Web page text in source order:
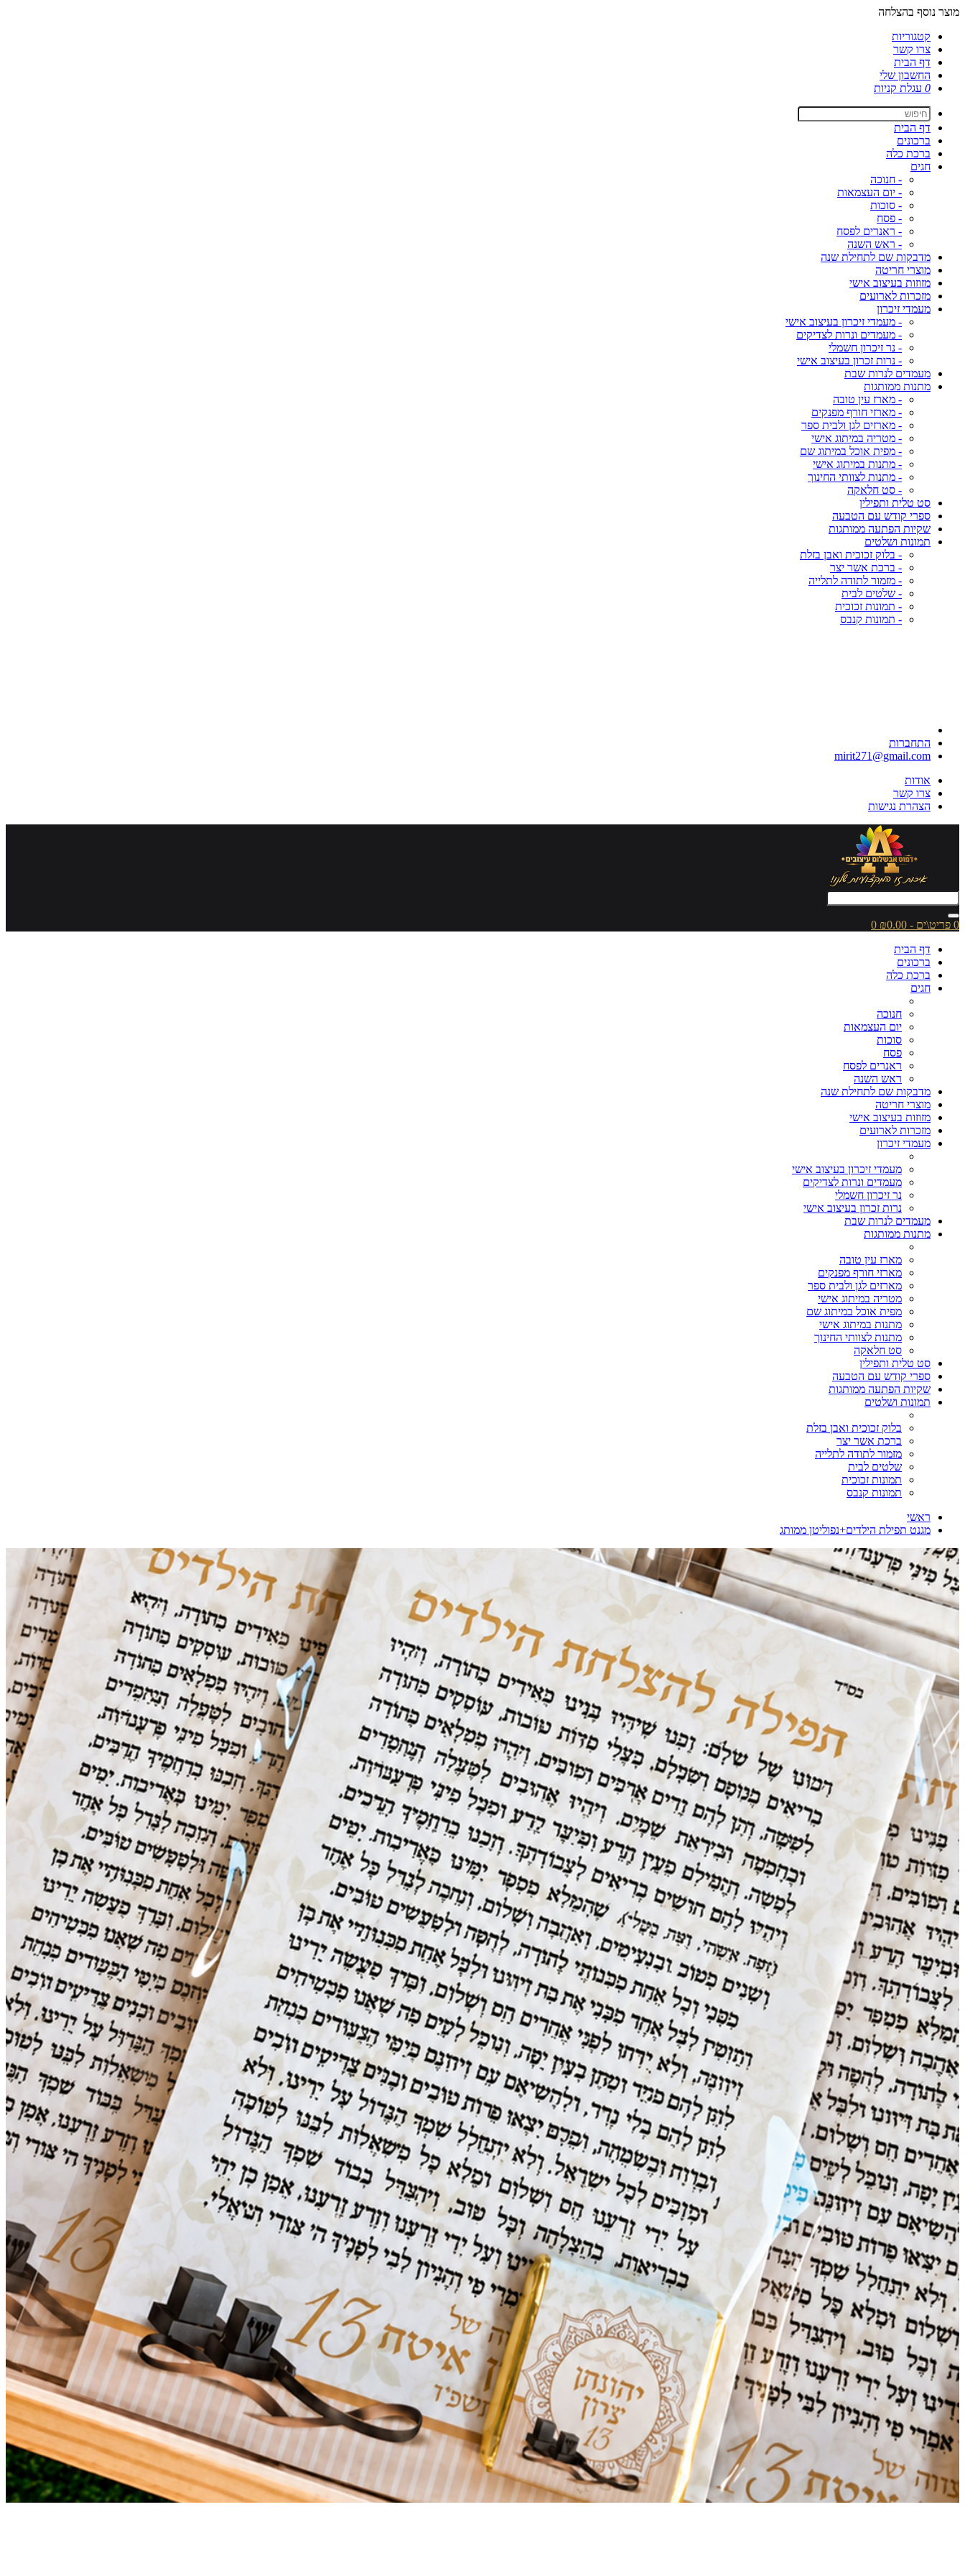
מוצר נוסף בהצלחה
קטגוריות
צרו קשר
דף הבית
החשבון שלי
0 עגלת קניות
דף הבית
ברכונים
ברכת כלה
חגים
- חנוכה
- יום העצמאות
- סוכות
- פסח
- ראנרים לפסח
- ראש השנה
מדבקות שם לתחילת שנה
מוצרי חריטה
מזוזות בעיצוב אישי
מזכרות לארועים
מעמדי זיכרון
- מעמדי זיכרון בעיצוב אישי
- מעמדים ונרות לצדיקים
- נר זיכרון חשמלי
- נרות זכרון בעיצוב אישי
מעמדים לנרות שבת
מתנות ממותגות
- מארז עין טובה
- מארזי חורף מפנקים
- מארזים לגן ולבית ספר
- מטריה במיתוג אישי
- מפית אוכל במיתוג שם
- מתנות במיתוג אישי
- מתנות לצוותי החינוך
- סט חלאקה
סט טלית ותפילין
ספרי קודש עם הטבעה
שקיות הפתעה ממותגות
תמונות ושלטים
- בלוק זכוכית ואבן בזלת
- ברכת אשר יצר
- מזמור לתודה לתלייה
- שלטים לבית
- תמונות זכוכית
- תמונות קנבס
התחברות
mirit271@gmail.com
אודות
צרו קשר
הצהרת נגישות
0 פריט\ים - ₪0.00
0
דף הבית
ברכונים
ברכת כלה
חגים
חנוכה
יום העצמאות
סוכות
פסח
ראנרים לפסח
ראש השנה
מדבקות שם לתחילת שנה
מוצרי חריטה
מזוזות בעיצוב אישי
מזכרות לארועים
מעמדי זיכרון
מעמדי זיכרון בעיצוב אישי
מעמדים ונרות לצדיקים
נר זיכרון חשמלי
נרות זכרון בעיצוב אישי
מעמדים לנרות שבת
מתנות ממותגות
מארז עין טובה
מארזי חורף מפנקים
מארזים לגן ולבית ספר
מטריה במיתוג אישי
מפית אוכל במיתוג שם
מתנות במיתוג אישי
מתנות לצוותי החינוך
סט חלאקה
סט טלית ותפילין
ספרי קודש עם הטבעה
שקיות הפתעה ממותגות
תמונות ושלטים
בלוק זכוכית ואבן בזלת
ברכת אשר יצר
מזמור לתודה לתלייה
שלטים לבית
תמונות זכוכית
תמונות קנבס
ראשי
מגנט תפילת הילדים+נפוליטן ממותג